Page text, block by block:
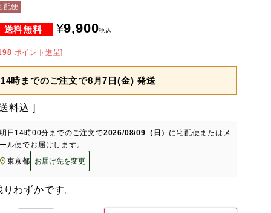
配便
¥9,900税込
ポイント進呈]
14時までのご注文で8月7日(金) 発送
料込
日 14時00分 までのご注文で2026/08/09（日） に宅配便またはメ
ル便でお届けします。
東京都
お届け先を変更
りわずかです。